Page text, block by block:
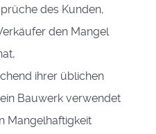
des Kunden,
den Mangel
ihrer üblichen
Bauwerk verwendet
Mangelhaftigkeit